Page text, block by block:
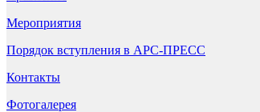
Мероприятия
Порядок вступления в АРС-ПРЕСС
Контакты
Фотогалерея